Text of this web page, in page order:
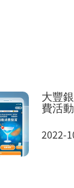
大豐
費活動
2022-